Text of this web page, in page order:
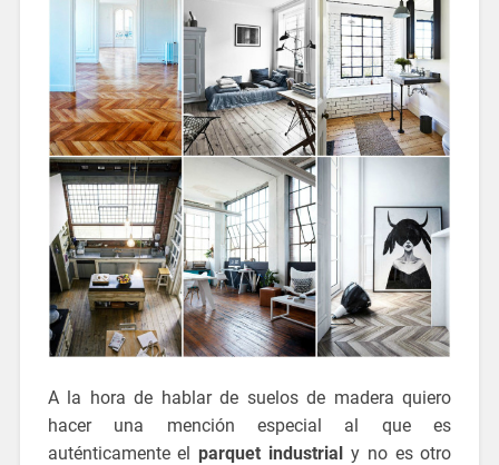
A la hora de hablar de suelos de madera quiero
hacer una mención especial al que es
auténticamente elparquet industrial y no es otro